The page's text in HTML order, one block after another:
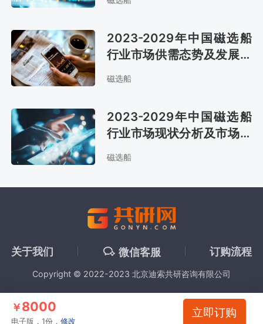
2023-2029年中国磁选船
行业市场供需态势及发展战
略咨询报告
磁选船
2023-2029年中国磁选船
行业市场现状分析及市场趋
势预测报告
磁选船
￥8000
电子版，1份，修改
立即订购
关于我们 微信客服 订购流程
Copyright © 2022-2023 北京迪索共研咨询有限公司